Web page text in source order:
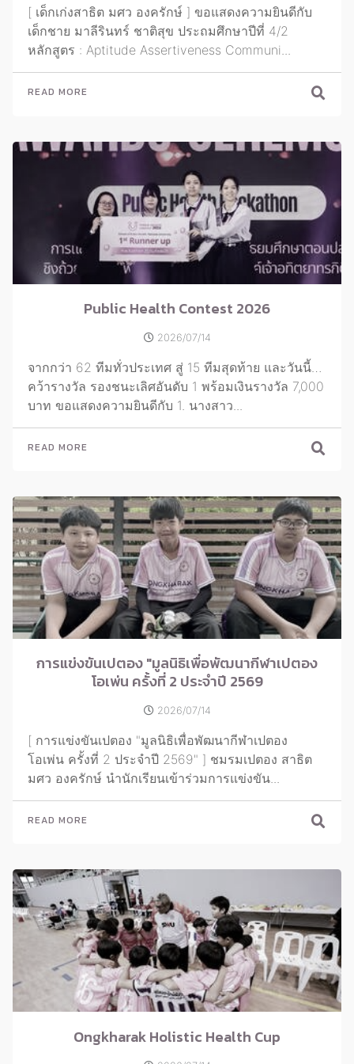
[ เด็กเก่งสาธิต มศว องครักษ์ ] ขอแสดงความยินดีกับ
เด็กชาย มาลีรินทร์ ชาติสุข ประถมศึกษาปีที่ 4/2
หลักสูตร : Aptitude Assertiveness Communi...
READ MORE
Public Health Contest 2026
2026/07/14
จากกว่า 62 ทีมทั่วประเทศ สู่ 15 ทีมสุดท้าย และวันนี้…
คว้ารางวัล รองชนะเลิศอันดับ 1 พร้อมเงินรางวัล 7,000
บาท ขอแสดงความยินดีกับ 1. นางสาว...
READ MORE
การแข่งขันเปตอง "มูลนิธิเพื่อพัฒนากีฬาเปตอง
โอเพ่น ครั้งที่ 2 ประจำปี 2569
2026/07/14
[ การแข่งขันเปตอง "มูลนิธิเพื่อพัฒนากีฬาเปตอง
โอเพ่น ครั้งที่ 2 ประจำปี 2569" ] ชมรมเปตอง สาธิต
มศว องครักษ์ นำนักเรียนเข้าร่วมการแข่งขัน...
READ MORE
Ongkharak Holistic Health Cup